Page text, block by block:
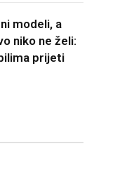
modeli, a
niko ne želi:
prijeti